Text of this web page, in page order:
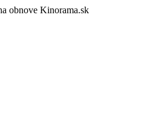
obnove Kinorama.sk